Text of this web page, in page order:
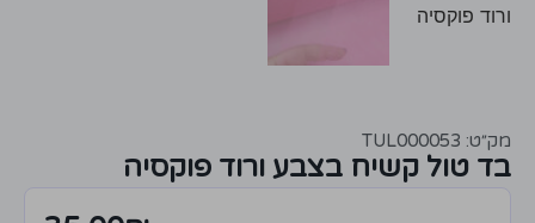
מק״ט: TUL000053
בד טול קשיח בצבע ורוד פוקסיה